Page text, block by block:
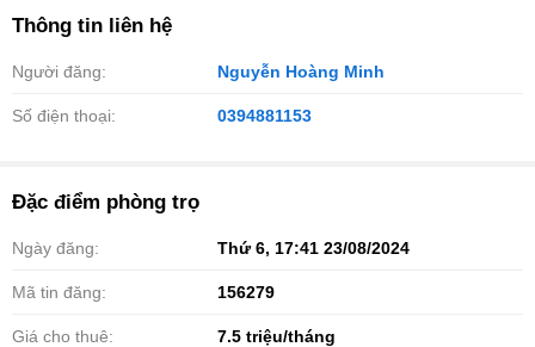
Thông tin liên hệ
Người đăng: Nguyễn Hoàng Minh
Số điện thoại: 0394881153
Đặc điểm phòng trọ
Ngày đăng: Thứ 6, 17:41 23/08/2024
Mã tin đăng: 156279
Giá cho thuê: 7.5 triệu/tháng